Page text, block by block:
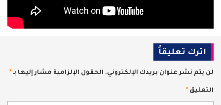
اترك تعليقاً
لن يتم نشر عنوان بريدك الإلكتروني. الحقول الإلزامية مشار إليها بـ*
التعليق*